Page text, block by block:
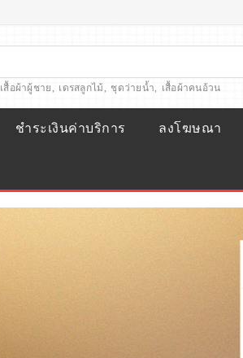
เสื้อผ้าผู้ชาย, เดรสลูกไม้, ชุดว่ายน้ำ, เสื้อผ้าคนอ้วน
ชำระเงินค่าบริการ ลงโฆษณา